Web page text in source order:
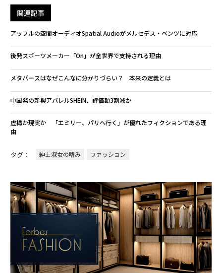
関連記事
アップルの空間オーディオSpatial Audioがメルセデス・ベンツに対応
後発スポーツメーカー「On」が全世界で支持される理由
メタバースはなぜこんなに分かりづらい？ 本来の定義とは
中国発の新興アパレルSHEIN、評価額3割減か
虚構か現実か 「エミリー、パリへ行く」が優れたフィクションである理
由
タグ： 紳士淑女の嗜み ファッション